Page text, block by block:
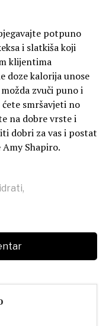
potpuno
i slatkiša koji
klijentima
doze kalorija unose
zvuči puno i
smršavjeti no
na dobre vrste i
dobri za vas i postat
Amy Shapiro.
,